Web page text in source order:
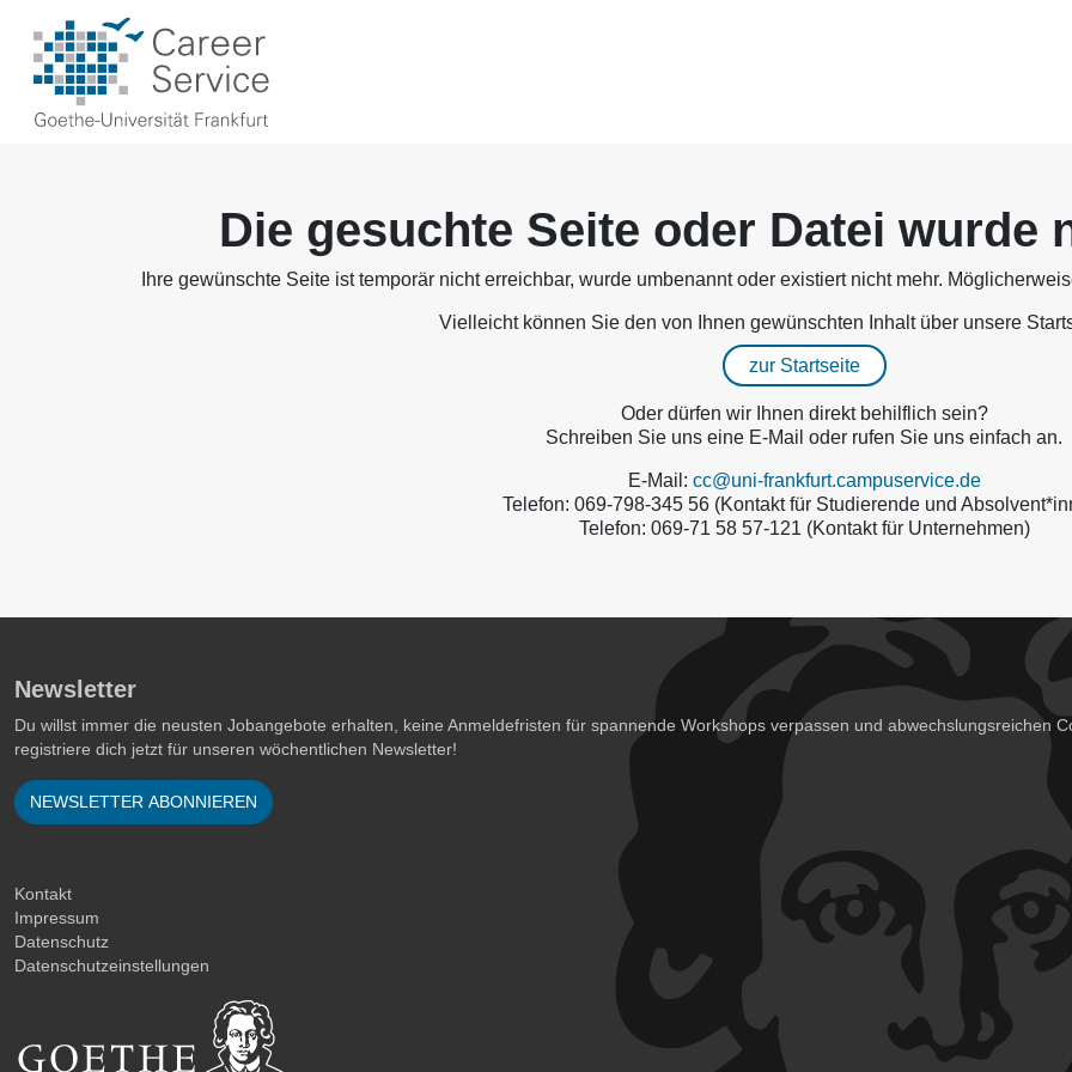
Die gesuchte Seite oder Datei wurde
Ihre gewünschte Seite ist temporär nicht erreichbar, wurde umbenannt oder existiert nicht mehr.
Vielleicht können Sie den von Ihnen gewünschten Inhalt über unsere
zur Startseite
Oder dürfen wir Ihnen direkt behilflich sein?
Schreiben Sie uns eine E-Mail oder rufen Sie uns einfach an.
E-Mail: cc@uni-frankfurt.campuservice.de
Telefon: 069-798-345 56 (Kontakt für Studierende und
Telefon: 069-71 58 57-121 (Kontakt für Unternehmen)
Newsletter
Du willst immer die neusten Jobangebote erhalten, keine Anmeldefristen für spannende Workshops verpassen und abwechslungsreichen
registriere dich jetzt für unseren wöchentlichen Newsletter!
NEWSLETTER ABONNIEREN
Kontakt
Impressum
Datenschutz
Datenschutzeinstellungen